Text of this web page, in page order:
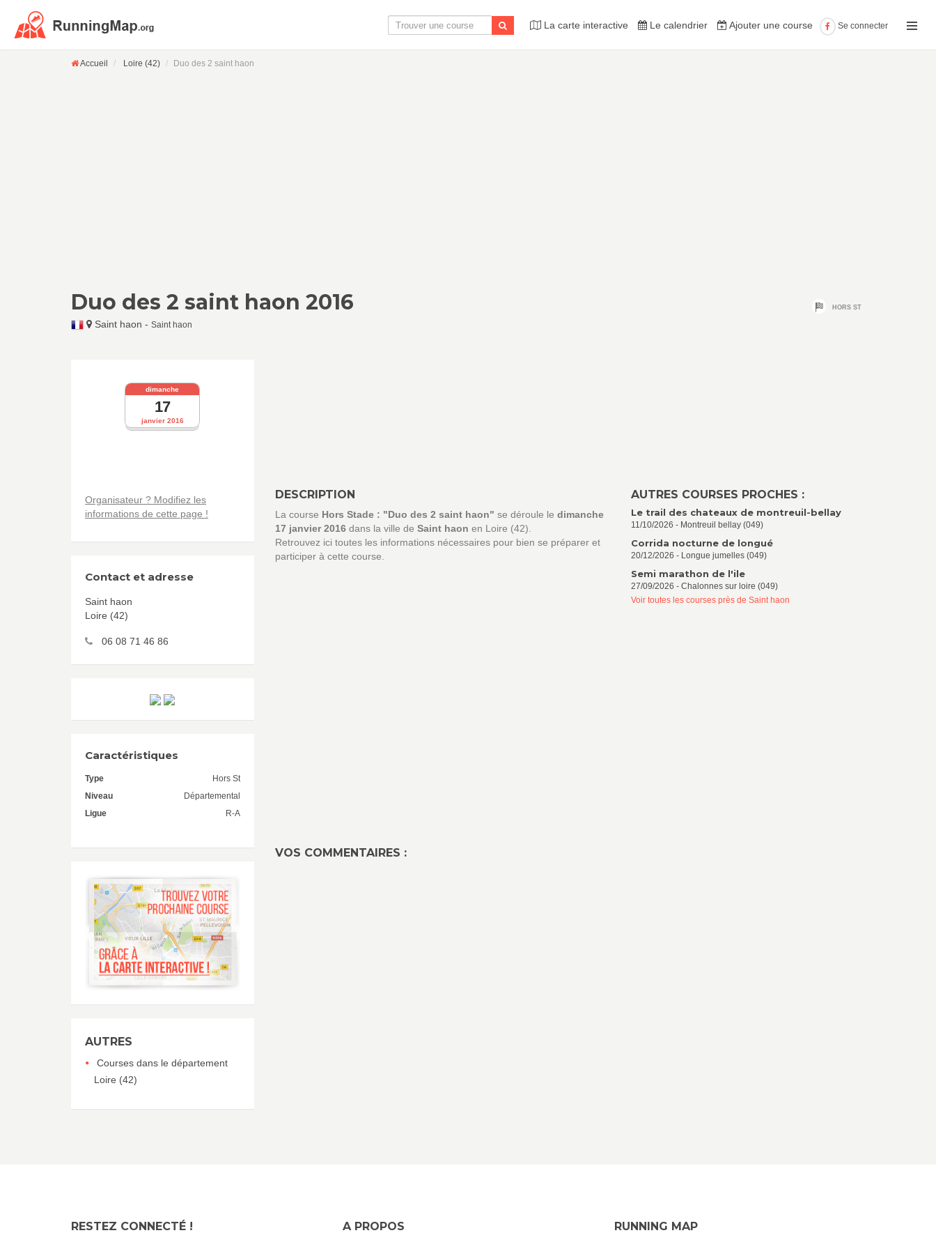
La carte interactive Le calendrier Ajouter une course Se connecter
Accueil Loire (42) Duo des 2 saint haon
Duo des 2 saint haon 2016
Saint haon - Saint haon
HORS ST
janvier 2016
dimanche
17
Organisateur ? Modifiez les
informations de cette page !
Contact et adresse
Saint haon
Loire (42)
06 08 71 46 86
Caractéristiques
Type
Hors St
Niveau
Départemental
Ligue
R-A
AUTRES
Courses dans le département
Loire (42)
DESCRIPTION
La course Hors Stade : "Duo des 2 saint haon" se déroule le dimanche
17 janvier 2016dans la ville de Saint haon en Loire (42).
Retrouvez ici toutes les informations nécessaires pour bien se préparer et
participer à cette course.
AUTRES COURSES PROCHES :
Le trail des chateaux de montreuil-bellay
11/10/2026 - Montreuil bellay (049)
Corrida nocturne de longué
20/12/2026 - Longue jumelles (049)
Semi marathon de l'ile
27/09/2026 - Chalonnes sur loire (049)
Voir toutes les courses près de Saint haon
VOS COMMENTAIRES :
RESTEZ CONNECTÉ ! A PROPOS RUNNING MAP